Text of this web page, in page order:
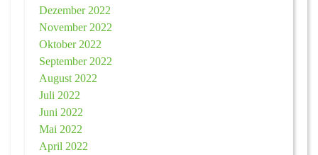
Dezember 2022
November 2022
Oktober 2022
September 2022
August 2022
Juli 2022
Juni 2022
Mai 2022
April 2022